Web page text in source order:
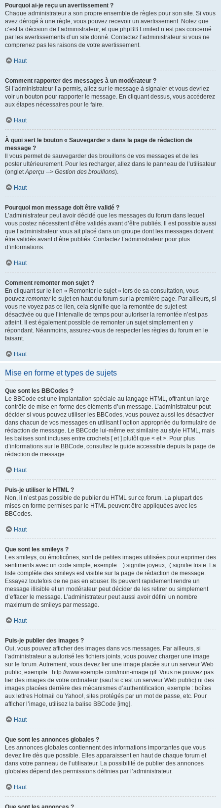
Pourquoi ai-je reçu un avertissement ?
Chaque administrateur a son propre ensemble de règles pour son site. Si vous
avez dérogé à une règle, vous pouvez recevoir un avertissement. Notez que
c’est la décision de l’administrateur, et que phpBB Limited n’est pas concerné
par les avertissements d’un site donné. Contactez l’administrateur si vous ne
comprenez pas les raisons de votre avertissement.
Haut
Comment rapporter des messages à un modérateur ?
Si l’administrateur l’a permis, allez sur le message à signaler et vous devriez
voir un bouton pour rapporter le message. En cliquant dessus, vous accéderez
aux étapes nécessaires pour le faire.
Haut
À quoi sert le bouton « Sauvegarder » dans la page de rédaction de
message ?
Il vous permet de sauvegarder des brouillons de vos messages et de les
poster ultérieurement. Pour les recharger, allez dans le panneau de l’utilisateur
(ongletAperçu --> Gestion des brouillons).
Haut
Pourquoi mon message doit être validé ?
L’administrateur peut avoir décidé que les messages du forum dans lequel
vous postez nécessitent d’être validés avant d’être publiés. Il est possible aussi
que l’administrateur vous ait placé dans un groupe dont les messages doivent
être validés avant d’être publiés. Contactez l’administrateur pour plus
d’informations.
Haut
Comment remonter mon sujet ?
En cliquant sur le lien « Remonter le sujet » lors de sa consultation, vous
pouvez remonterle sujet en haut du forum sur la première page. Par ailleurs, si
vous ne voyez pas ce lien, cela signifie que la remontée de sujet est
désactivée ou que l’intervalle de temps pour autoriser la remontée n’est pas
atteint. Il est également possible de remonter un sujet simplement en y
répondant. Néanmoins, assurez-vous de respecter les règles du forum en le
faisant.
Haut
Mise en forme et types de sujets
Que sont les BBCodes ?
Le BBCode est une implantation spéciale au langage HTML, offrant un large
contrôle de mise en forme des éléments d’un message. L’administrateur peut
décider si vous pouvez utiliser les BBCodes, vous pouvez aussi les désactiver
dans chacun de vos messages en utilisant l’option appropriée du formulaire de
rédaction de message. Le BBCode lui-même est similaire au style HTML, mais
les balises sont incluses entre crochets [ et ] plutôt que < et >. Pour plus
d’informations sur le BBCode, consultez le guide accessible depuis la page de
rédaction de message.
Haut
Puis-je utiliser le HTML ?
Non, il n’est pas possible de publier du HTML sur ce forum. La plupart des
mises en forme permises par le HTML peuvent être appliquées avec les
BBCodes.
Haut
Que sont les smileys ?
Les smileys, ou émoticônes, sont de petites images utilisées pour exprimer des
sentiments avec un code simple, exemple : :) signifie joyeux, :( signifie triste. La
liste complète des smileys est visible sur la page de rédaction de message.
Essayez toutefois de ne pas en abuser. Ils peuvent rapidement rendre un
message illisible et un modérateur peut décider de les retirer ou simplement
d’effacer le message. L’administrateur peut aussi avoir défini un nombre
maximum de smileys par message.
Haut
Puis-je publier des images ?
Oui, vous pouvez afficher des images dans vos messages. Par ailleurs, si
l’administrateur a autorisé les fichiers joints, vous pouvez charger une image
sur le forum. Autrement, vous devez lier une image placée sur un serveur Web
public, exemple : http://www.exemple.com/mon-image.gif. Vous ne pouvez pas
lier des images de votre ordinateur (sauf si c’est un serveur Web public) ni des
images placées derrière des mécanismes d’authentification, exemple : boîtes
aux lettres Hotmail ou Yahoo!, sites protégés par un mot de passe, etc. Pour
afficher l’image, utilisez la balise BBCode [img].
Haut
Que sont les annonces globales ?
Les annonces globales contiennent des informations importantes que vous
devez lire dès que possible. Elles apparaissent en haut de chaque forum et
dans votre panneau de l’utilisateur. La possibilité de publier des annonces
globales dépend des permissions définies par l’administrateur.
Haut